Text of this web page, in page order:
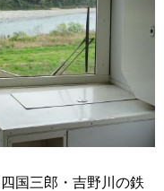
四国三郎・吉野川の鉄